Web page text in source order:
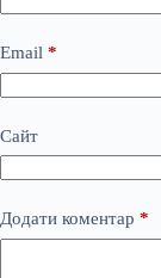
Email *
Сайт
Додати коментар *